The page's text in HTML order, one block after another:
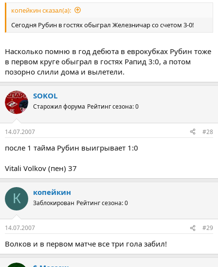
копейкин сказал(а):
Сегодня Рубин в гостях обыграл Железничар со счетом 3-0!
Насколько помню в год дебюта в еврокубках Рубин тоже
в первом круге обыграл в гостях Рапид 3:0, а потом
позорно слили дома и вылетели.
SOKOL
Старожил форума Рейтинг сезона: 0
14.07.2007 #28
после 1 тайма Рубин выигрывает 1:0
Vitali Volkov (пен) 37
К копейкин
Заблокирован Рейтинг сезона: 0
14.07.2007 #29
Волков и в первом матче все три гола забил!